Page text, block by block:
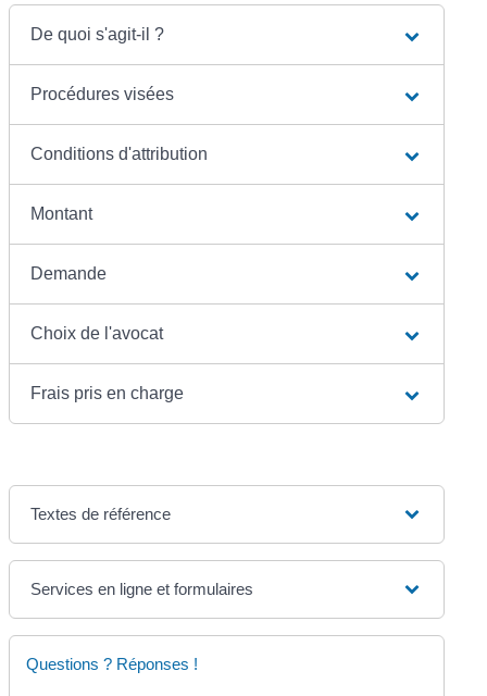
De quoi s'agit-il ?
Procédures visées
Conditions d'attribution
Montant
Demande
Choix de l'avocat
Frais pris en charge
Textes de référence
Services en ligne et formulaires
Questions ? Réponses !